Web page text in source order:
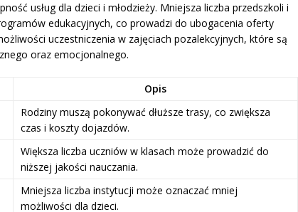
usług dla dzieci i młodzieży. Mniejsza liczba przedszkoli i
edukacyjnych, co prowadzi do ubogacenia oferty
uczestniczenia w zajęciach pozalekcyjnych, które są
oraz emocjonalnego.
Opis
Rodziny muszą pokonywać dłuższe trasy, co zwiększa
czas i koszty dojazdów.
Większa liczba uczniów w klasach może prowadzić do
niższej jakości nauczania.
Mniejsza liczba instytucji może oznaczać mniej
możliwości dla dzieci.